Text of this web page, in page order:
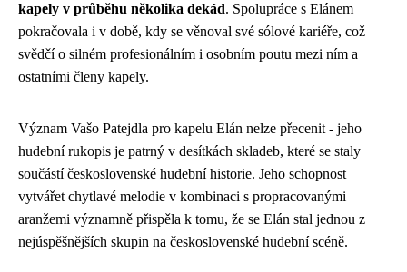
kapely v průběhu několika dekád. Spolupráce s Elánem
pokračovala i v době, kdy se věnoval své sólové kariéře, což
svědčí o silném profesionálním i osobním poutu mezi ním a
ostatními členy kapely.
Význam Vašo Patejdla pro kapelu Elán nelze přecenit - jeho
hudební rukopis je patrný v desítkách skladeb, které se staly
součástí československé hudební historie. Jeho schopnost
vytvářet chytlavé melodie v kombinaci s propracovanými
aranžemi významně přispěla k tomu, že se Elán stal jednou z
nejúspěšnějších skupin na československé hudební scéně.